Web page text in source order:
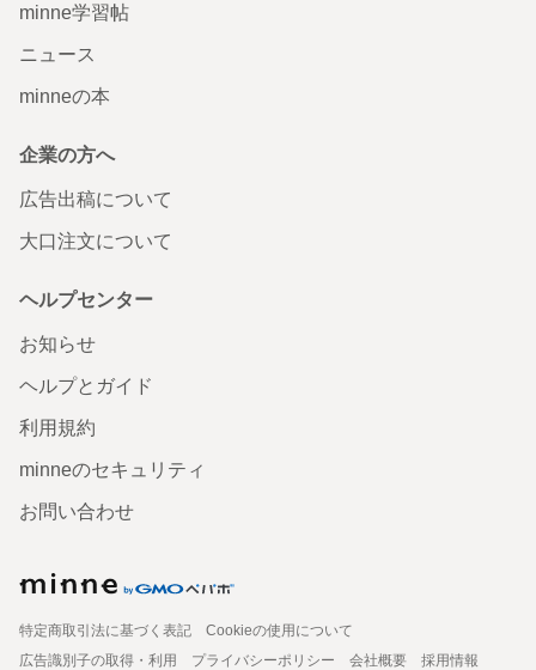
minne学習帖
ニュース
minneの本
企業の方へ
広告出稿について
大口注文について
ヘルプセンター
お知らせ
ヘルプとガイド
利用規約
minneのセキュリティ
お問い合わせ
特定商取引法に基づく表記
Cookieの使用について
広告識別子の取得・利用
プライバシーポリシー 会社概要
採用情報